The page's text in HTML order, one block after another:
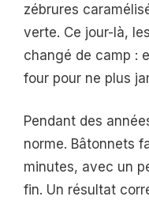
zébrures
verte. Ce jour-là,
changé de camp :
four pour ne plus
Pendant des
norme. Bâtonnets
minutes, avec un
fin. Un résultat